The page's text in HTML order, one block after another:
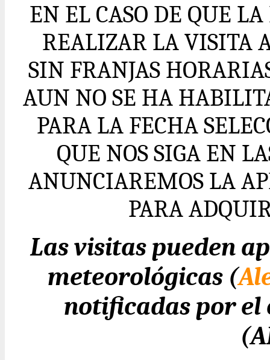
EN EL CASO DE QUE
REALIZAR LA VISITA
SIN FRANJAS
AUN NO SE HA
PARA LA FECHA
QUE NOS SIGA EN
ANUNCIAREMOS LA
PARA
Las visitas pueden
meteorológicas (
notificadas por el